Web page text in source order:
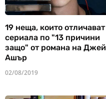
19 неща, които отличават
сериала по "13 причини
защо" от романа на Джей
Ашър
02/08/2019